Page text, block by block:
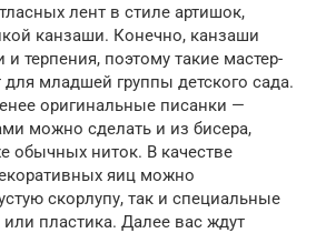
лент в стиле артишок,
канзаши. Конечно, канзаши
и терпения, поэтому такие мастер-
младшей группы детского сада.
оригинальные писанки —
можно сделать и из бисера,
обычных ниток. В качестве
яиц можно
скорлупу, так и специальные
пластика. Далее вас ждут